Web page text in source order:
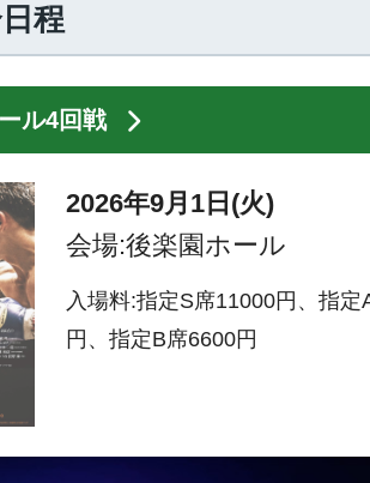
程
ル4回戦
2026年9月1日(火)
会場:後楽園ホール
入場料:指定S席11000円、指定
円、指定B席6600円